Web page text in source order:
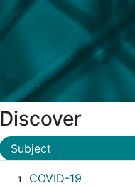
Discover
Subject
1 COVID-19